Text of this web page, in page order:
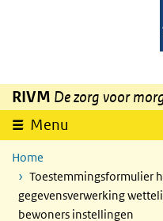
Overslaan en naar de inhoud
RIVM De zorg voor
Menu
Home
Toestemmingsformulier
gegevensverwerking
bewoners instellingen